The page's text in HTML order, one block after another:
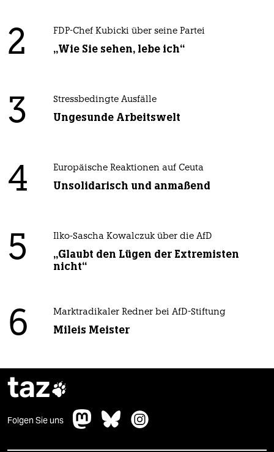
2 FDP-Chef Kubicki über seine Partei
„Wie Sie sehen, lebe ich“
3 Stressbedingte Ausfälle
Ungesunde Arbeitswelt
4 Europäische Reaktionen auf Ceuta
Unsolidarisch und anmaßend
5 Ilko-Sascha Kowalczuk über die AfD
„Glaubt den Lügen der Extremisten
nicht“
6 Marktradikaler Redner bei AfD-Stiftung
Mileis Meister
taz
Folgen Sie uns